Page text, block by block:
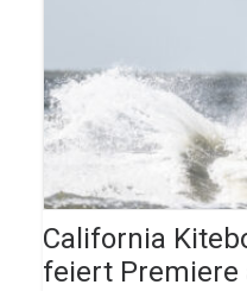
California
feiert Premiere